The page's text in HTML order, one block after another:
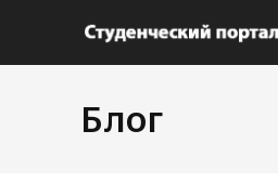
Блог